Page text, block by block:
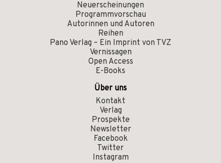
Neuerscheinungen
Programmvorschau
Autorinnen und Autoren
Reihen
Pano Verlag – Ein Imprint von TVZ
Vernissagen
Open Access
E-Books
Über uns
Kontakt
Verlag
Prospekte
Newsletter
Facebook
Twitter
Instagram